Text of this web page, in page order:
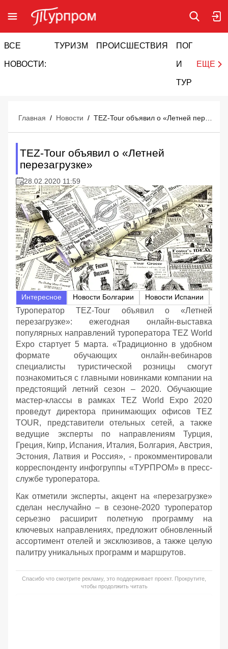
ВСЕ
НОВОСТИ:
ТУРИЗМ ПРОИСШЕСТВИЯ ПОГОДА
И
ТУРИЗМ
ЕЩЕ
Главная / Новости /
TEZ-Tour объявил о «Летней
перезагрузке»
28.02.2020 11:59
Интересное Новости Болгарии Новости Испании
Туроператор TEZ-Tour объявил о «Летней
перезагрузке»: ежегодная онлайн-выставка
популярных направлений туроператора TEZ World
Expo стартует 5 марта. «Традиционно в удобном
формате обучающих онлайн-вебинаров
специалисты туристической розницы смогут
познакомиться с главными новинками компании на
предстоящий летний сезон – 2020. Обучающие
мастер-классы в рамках TEZ World Expo 2020
проведут директора принимающих офисов TEZ
TOUR, представители отельных сетей, а также
ведущие эксперты по направлениям Турция,
Греция, Кипр, Испания, Италия, Болгария, Австрия,
Эстония, Латвия и Россия», - прокомментировали
корреспонденту инфогруппы «ТУРПРОМ» в пресс-
службе туроператора.
Как отметили эксперты, акцент на «перезагрузке»
сделан неслучайно – в сезоне-2020 туроператор
серьезно расширит полетную программу на
ключевых направлениях, предложит обновленный
ассортимент отелей и эксклюзивов, а также целую
палитру уникальных программ и маршрутов.
Спасибо что смотрите рекламу, это поддерживает проект. Прокрутите,
чтобы продолжить читать